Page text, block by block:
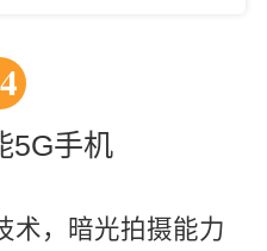
5G手机
术，暗光拍摄能力